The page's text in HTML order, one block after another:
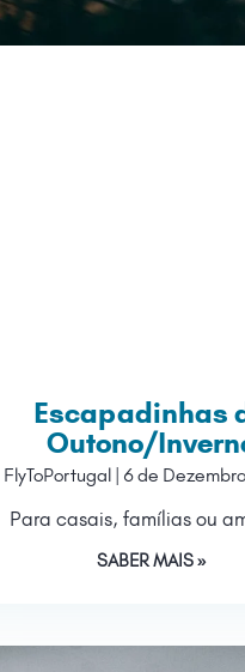
Escapadinhas
Outono/
FlyToPortugal 6 de
Para casais, famílias ou
SABER MAIS »